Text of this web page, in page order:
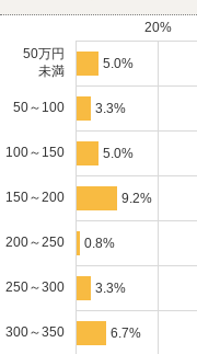
20%
50万円
未満
5.0%
50～100 3.3%
100～150 5.0%
150～200 9.2%
200～250 0.8%
250～300 3.3%
300～350 6.7%